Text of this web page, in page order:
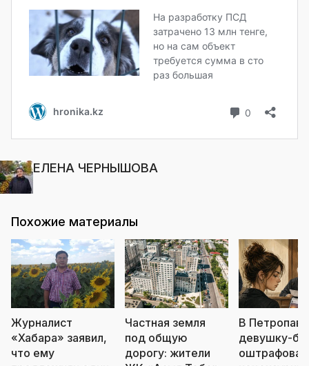
ЕЛЕНА ЧЕРНЫШОВА
Похожие материалы
Журналист
«Хабара» заявил,
что ему
Частная земля
под общую
дорогу: жители
В
девушку-